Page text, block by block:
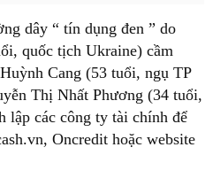
dây “ tín dụng đen ” do
quốc tịch Ukraine) cầm
Cang (53 tuổi, ngụ TP
Thị Nhất Phương (34 tuổi,
lập các công ty tài chính để
Oncredit hoặc website